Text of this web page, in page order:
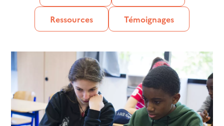
Ressources Témoignages